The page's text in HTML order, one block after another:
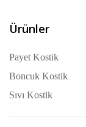
Ürünler
Payet Kostik
Boncuk Kostik
Sıvı Kostik